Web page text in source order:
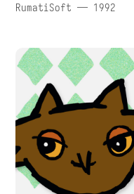
RumatiSoft — 1992